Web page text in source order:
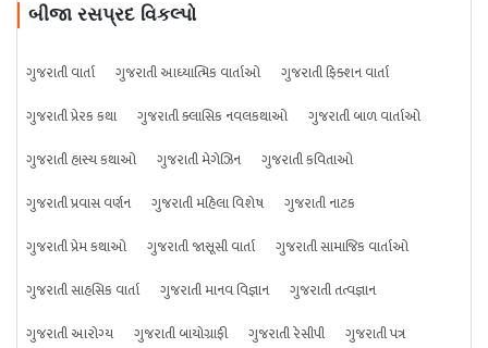
બીજા રસપ્રદ વિકલ્પો
ગુજરાતી વાર્તા ગુજરાતી આધ્યાત્મિક વાર્તાઓ
ગુજરાતી ફિક્શન વાર્તા
ગુજરાતી પ્રેરક કથા
ગુજરાતી ક્લાસિક નવલકથાઓ
ગુજરાતી બાળ વાર્તાઓ
ગુજરાતી હાસ્ય કથાઓ
ગુજરાતી મેગેઝિન
ગુજરાતી કવિતાઓ
ગુજરાતી પ્રવાસ વર્ણન
ગુજરાતી મહિલા વિશેષ
ગુજરાતી નાટક
ગુજરાતી પ્રેમ કથાઓ
ગુજરાતી જાસૂસી વાર્તા
ગુજરાતી સામાજિક વાર્તાઓ
ગુજરાતી સાહસિક વાર્તા
ગુજરાતી માનવ વિજ્ઞાન
ગુજરાતી તત્વજ્ઞાન
ગુજરાતી આરોગ્ય
ગુજરાતી બાયોગ્રાફી ગુજરાતી રેસીપી
ગુજરાતી પત્ર